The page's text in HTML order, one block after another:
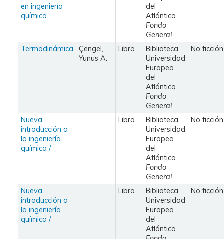
en ingeniería
química
del
Atlántico
Fondo
General
Termodinámica
Çengel,
Yunus A.
Libro
Biblioteca
Universidad
Europea
del
Atlántico
Fondo
General
No ficción
Nueva
introducción a
la ingeniería
química /
Libro
Biblioteca
Universidad
Europea
del
Atlántico
Fondo
General
No ficción
Nueva
introducción a
la ingeniería
química /
Libro
Biblioteca
Universidad
Europea
del
Atlántico
No ficción